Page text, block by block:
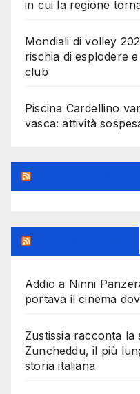
in cui la regione
Mondiali di volley
rischia di esplodere
club
Piscina Cardellino
vasca: attività
Addio a Ninni
portava il cinema
Zustissia racconta la
Zuncheddu, il più
storia italiana